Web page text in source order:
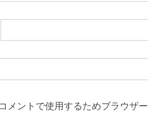
メントで使用するためブラウザ